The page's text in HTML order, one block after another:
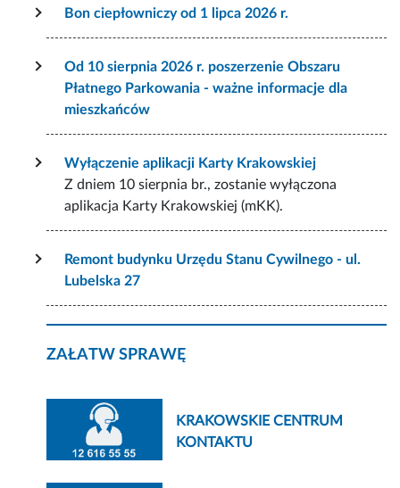
Bon ciepłowniczy od 1 lipca 2026 r.
Od 10 sierpnia 2026 r. poszerzenie Obszaru
Płatnego Parkowania - ważne informacje dla
mieszkańców
Wyłączenie aplikacji Karty Krakowskiej
Z dniem 10 sierpnia br., zostanie wyłączona
aplikacja Karty Krakowskiej (mKK).
Remont budynku Urzędu Stanu Cywilnego - ul.
Lubelska 27
ZAŁATW SPRAWĘ
KRAKOWSKIE CENTRUM
KONTAKTU